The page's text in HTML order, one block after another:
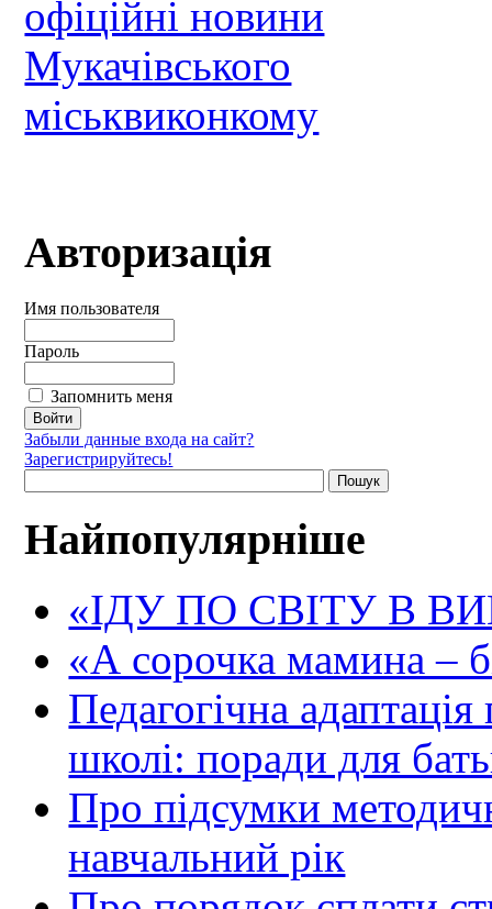
Авторизація
Имя пользователя
Пароль
Запомнить меня
Забыли данные входа на сайт?
Зарегистрируйтесь!
Найпопулярніше
«ІДУ ПО СВІТУ В
«А сорочка мамина –
Педагогічна
школі: поради для
Про підсумки
навчальний рік